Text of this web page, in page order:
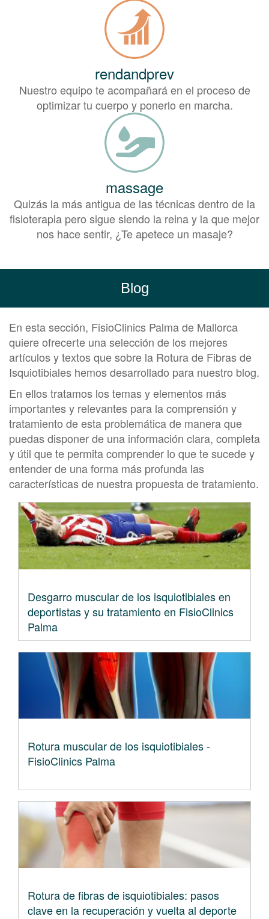
rendandprev
Nuestro equipo te acompañará en el proceso de
optimizar tu cuerpo y ponerlo en marcha.
massage
Quizás la más antigua de las técnicas dentro de la
fisioterapia pero sigue siendo la reina y la que mejor
nos hace sentir, ¿Te apetece un masaje?
Blog
En esta sección, FisioClinics Palma de Mallorca
quiere ofrecerte una selección de los mejores
artículos y textos que sobre la Rotura de Fibras de
Isquiotibiales hemos desarrollado para nuestro blog.
En ellos tratamos los temas y elementos más
importantes y relevantes para la comprensión y
tratamiento de esta problemática de manera que
puedas disponer de una información clara, completa
y útil que te permita comprender lo que te sucede y
entender de una forma más profunda las
características de nuestra propuesta de tratamiento.
Desgarro muscular de los isquiotibiales en
deportistas y su tratamiento en FisioClinics
Palma
Rotura muscular de los isquiotibiales -
FisioClinics Palma
Rotura de fibras de isquiotibiales: pasos
clave en la recuperación y vuelta al deporte